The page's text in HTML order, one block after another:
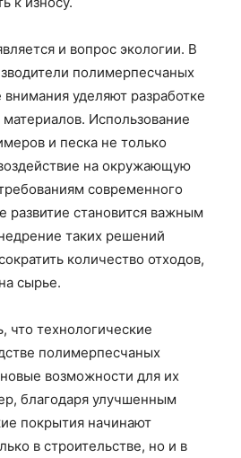
и вопрос экологии. В
полимерпесчаных
уделяют разработке
Использование
и песка не только
на окружающую
современного
развитие становится важным
таких решений
количество отходов,
сырье.
что технологические
полимерпесчаных
возможности для их
благодаря улучшенным
покрытия начинают
в строительстве, но и в